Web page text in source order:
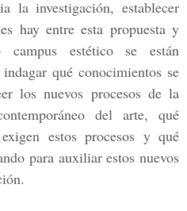
la investigación, establecer
hay entre esta propuesta y
estético se están
qué conocimientos se
los nuevos procesos de la
del arte, qué
estos procesos y qué
para auxiliar estos nuevos